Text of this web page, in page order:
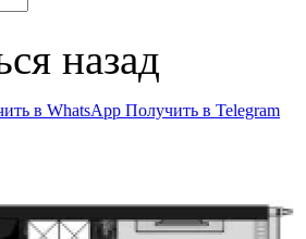
назад
в WhatsApp Получить в Telegram